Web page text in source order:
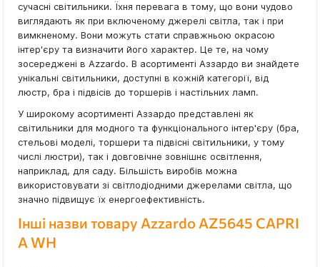
сучасні світильники. Їхня перевага в тому, що вони чудово
виглядають як при включеному джерелі світла, так і при
вимкненому. Вони можуть стати справжньою окрасою
інтер'єру та визначити його характер. Це те, на чому
зосереджені в Azzardo. В асортименті Аззардо ви знайдете
унікальні світильники, доступні в кожній категорії, від
люстр, бра і підвісів до торшерів і настільних ламп.
У широкому асортименті Аззардо представлені як
світильники для модного та функціонального інтер'єру (бра,
стельові моделі, торшери та підвісні світильники, у тому
числі люстри), так і довговічне зовнішнє освітлення,
наприклад, для саду. Більшість виробів можна
використовувати зі світлодіодними джерелами світла, що
значно підвищує їх енергоефективність.
Інші назви товару Azzardo AZ5645 CAPRI
A WH